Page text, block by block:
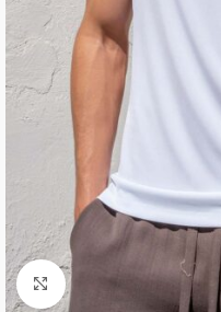
Κλικ για μεγέθυνση